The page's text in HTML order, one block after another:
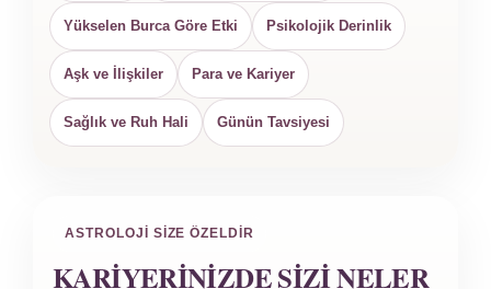
Yükselen Burca Göre Etki Psikolojik Derinlik
Aşk ve İlişkiler Para ve Kariyer
Sağlık ve Ruh Hali Günün Tavsiyesi
ASTROLOJI SIZE ÖZELDIR
KARIYERINIZDE SIZI NELER